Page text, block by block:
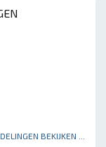
BEKIJKEN ...